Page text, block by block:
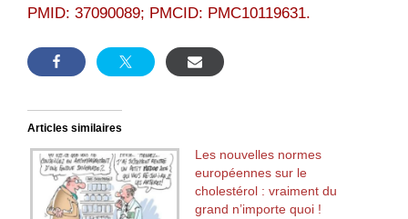
PMID: 37090089; PMCID: PMC10119631.
Articles similaires
Les nouvelles normes
européennes sur le
cholestérol : vraiment du
grand n’importe quoi !